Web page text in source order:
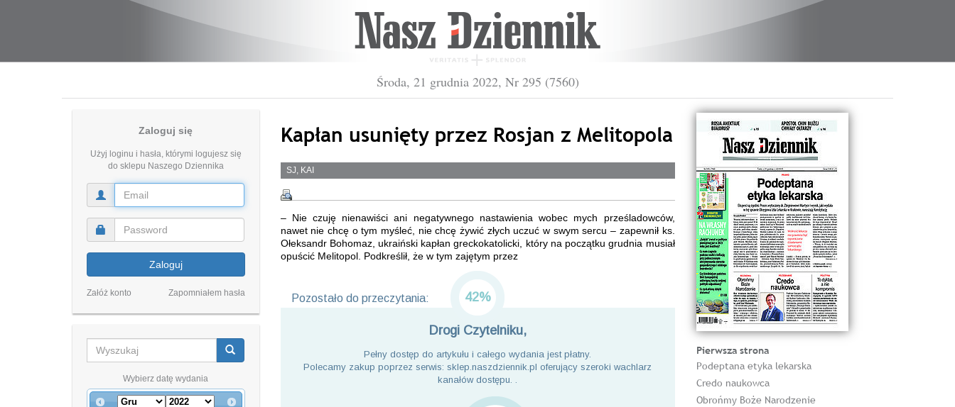
Środa, 21 grudnia 2022, Nr 295 (7560)
Zaloguj się
Użyj loginu i hasła, którymi logujesz się
do sklepu Naszego Dziennika
Zaloguj
Załóż konto Zapomniałem hasła
Wybierz datę wydania
Kapłan usunięty przez Rosjan z Melitopola
SJ, KAI
– Nie czuję nienawiści ani negatywnego nastawienia wobec mych prześladowców,
nawet nie chcę o tym myśleć, nie chcę żywić złych uczuć w swym sercu – zapewnił ks.
Ołeksandr Bohomaz, ukraiński kapłan greckokatolicki, który na początku grudnia musiał
opuścić Melitopol. Podkreślił, że w tym zajętym przez
Pozostało do przeczytania: 42%
Drogi Czytelniku,
Pełny dostęp do artykułu i całego wydania jest płatny.
Polecamy zakup poprzez serwis: sklep.naszdziennik.pl oferujący szeroki wachlarz
kanałów dostępu. .
Pierwsza strona
Podeptana etyka lekarska
Credo naukowca
Obrońmy Boże Narodzenie